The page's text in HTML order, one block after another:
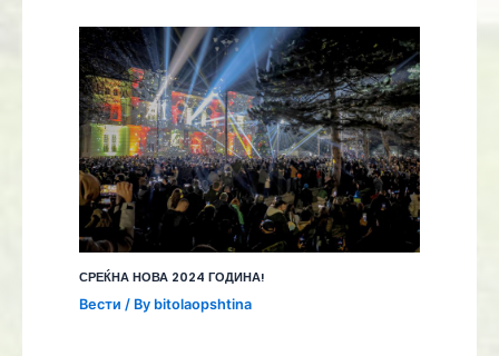
СРЕЌНА НОВА 2024 ГОДИНА!
Вести / By bitolaopshtina